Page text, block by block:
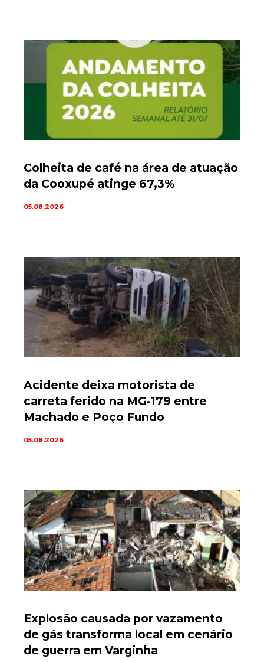
Colheita de café na área de atuação
da Cooxupé atinge 67,3%
05.08.2026
Acidente deixa motorista de
carreta ferido na MG-179 entre
Machado e Poço Fundo
05.08.2026
Explosão causada por vazamento
de gás transforma local em cenário
de guerra em Varginha